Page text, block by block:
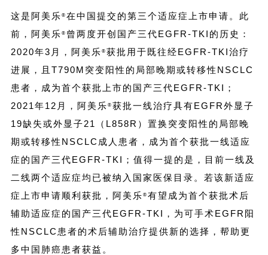
评估甲磺
酸阿美替
尼对比安
慰剂用于
表皮生长
因子受体
敏感突变
性，，主
这是阿美乐 ® 在中国提交的第三个适应症上市申请。此
前，阿美乐 ® 曾两度开创国产三代EGFR-TKI的历史：
2020年3月，阿美乐 ® 获批用于既往经EGFR-TKI治疗
进展，且T790M突变阳性的局部晚期或转移性NSCLC
患者，成为首个获批上市的国产三代EGFR-TKI；
2021年12月，阿美乐 ® 获批一线治疗具有EGFR外显子
19缺失或外显子21（L858R）置换突变阳性的局部晚
期或转移性NSCLC成人患者，成为首个获批一线适应
症的国产三代EGFR-TKI；值得一提的是，目前一线及
二线两个适应症均已被纳入国家医保目录。若该新适应
症上市申请顺利获批，阿美乐 ® 有望成为首个获批术后
辅助适应症的国产三代EGFR-TKI，为可手术EGFR阳
性NSCLC患者的术后辅助治疗提供新的选择，帮助更
多中国肺癌患者获益。